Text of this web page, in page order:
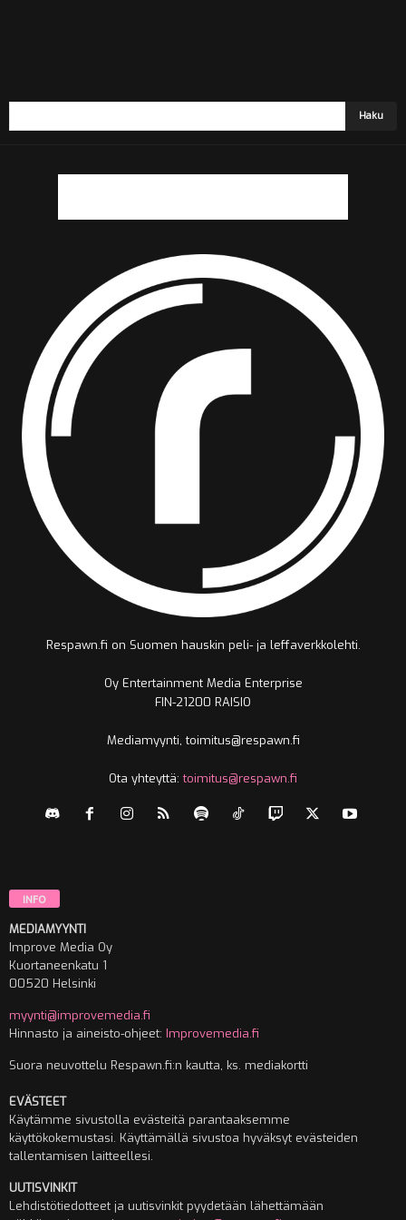
Respawn.fi on Suomen hauskin peli- ja leffaverkkolehti.
Oy Entertainment Media Enterprise
FIN-21200 RAISIO
Mediamyynti, toimitus@respawn.fi
Ota yhteyttä:toimitus@respawn.fi
INFO
MEDIAMYYNTI
Improve Media Oy
Kuortaneenkatu 1
00520 Helsinki
myynti@improvemedia.fi
Hinnasto ja aineisto-ohjeet: Improvemedia.fi
Suora neuvottelu Respawn.fi:n kautta, ks. mediakortti
EVÄSTEET
Käytämme sivustolla evästeitä parantaaksemme
käyttökokemustasi. Käyttämällä sivustoa hyväksyt evästeiden
tallentamisen laitteellesi.
UUTISVINKIT
Lehdistötiedotteet ja uutisvinkit pyydetään lähettämään